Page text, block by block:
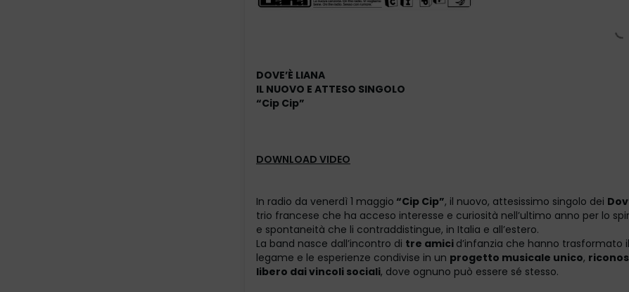
DOVE’È LIANA
IL NUOVO E ATTESO SINGOLO
“Cip Cip”
DOWNLOAD VIDEO
In radio da venerdì 1 maggio “Cip Cip”, il nuovo, attesissimo singolo dei
trio francese che ha acceso interesse e curiosità nell’ultimo anno per lo
e spontaneità che li contraddistingue, in Italia e all’estero.
La band nasce dall’incontro di tre amici d’infanzia che hanno trasformato
legame e le esperienze condivise in un progetto musicale unico,
libero dai vincoli sociali, dove ognuno può essere sé stesso.